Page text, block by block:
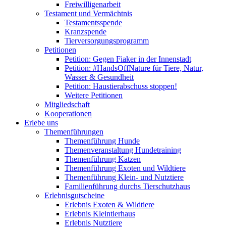
Freiwilligenarbeit
Testament und Vermächtnis
Testamentsspende
Kranzspende
Tierversorgungsprogramm
Petitionen
Petition: Gegen Fiaker in der Innenstadt
Petition: #HandsOffNature für Tiere, Natur,
Wasser & Gesundheit
Petition: Haustierabschuss stoppen!
Weitere Petitionen
Mitgliedschaft
Kooperationen
Erlebe uns
Themenführungen
Themenführung Hunde
Themenveranstaltung Hundetraining
Themenführung Katzen
Themenführung Exoten und Wildtiere
Themenführung Klein- und Nutztiere
Familienführung durchs Tierschutzhaus
Erlebnisgutscheine
Erlebnis Exoten & Wildtiere
Erlebnis Kleintierhaus
Erlebnis Nutztiere